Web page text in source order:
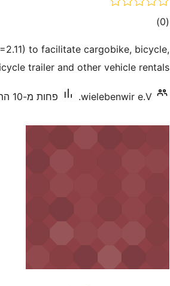
(0 דרוגים)
to facilitate cargobike, bicycle,
trailer and other vehicle rentals.
wielebenwir e.V. פחות מ-10 התקנות פעילות